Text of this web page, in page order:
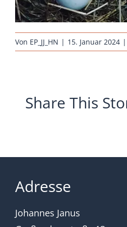
Von EP_JJ_HN | 15. Januar 2024 |
Share This
Adresse
Johannes Janus